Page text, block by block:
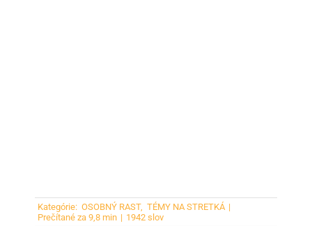
Kategórie: OSOBNÝ RAST, TÉMY NA STRETKÁ |
Prečítané za 9,8 min | 1942 slov